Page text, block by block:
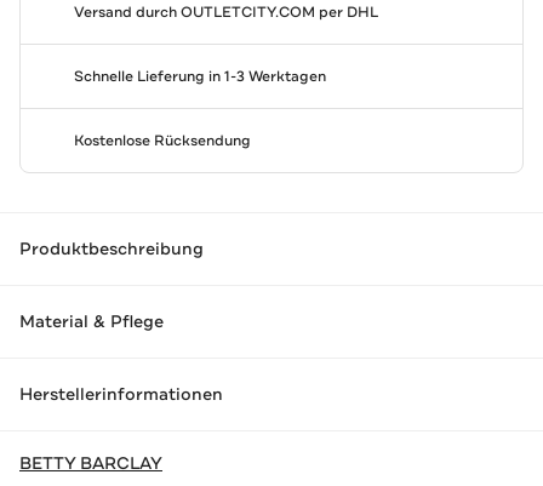
Versand durchOUTLETCITY.COM per DHL
Schnelle Lieferung in 1-3 Werktagen
Kostenlose Rücksendung
Produktbeschreibung
Material & Pflege
Herstellerinformationen
BETTY BARCLAY